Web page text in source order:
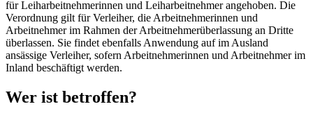
für Leiharbeitnehmerinnen und Leiharbeitnehmer angehoben. Die
Verordnung gilt für Verleiher, die Arbeitnehmerinnen und
Arbeitnehmer im Rahmen der Arbeitnehmerüberlassung an Dritte
überlassen. Sie findet ebenfalls Anwendung auf im Ausland
ansässige Verleiher, sofern Arbeitnehmerinnen und Arbeitnehmer im
Inland beschäftigt werden.
Wer ist betroffen?